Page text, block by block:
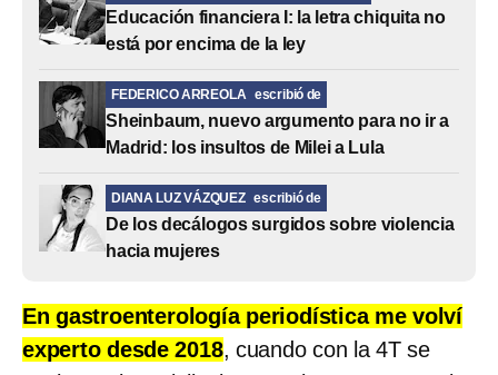
Educación financiera I: la letra chiquita no
está por encima de la ley
FEDERICO ARREOLA escribió de
Sheinbaum, nuevo argumento para no ir a
Madrid: los insultos de Milei a Lula
DIANA LUZ VÁZQUEZ escribió de
De los decálogos surgidos sobre violencia
hacia mujeres
En gastroenterología periodística me volví
experto desde 2018, cuando con la 4T se